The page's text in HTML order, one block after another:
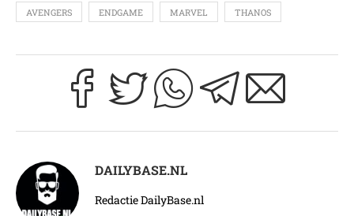
AVENGERS ENDGAME MARVEL THANOS
DAILYBASE.NL
Redactie DailyBase.nl